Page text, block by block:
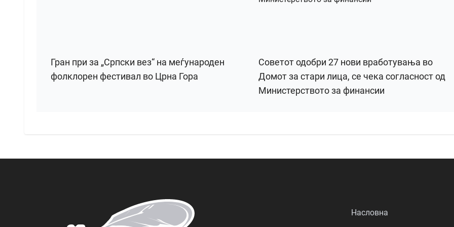
Гран при за „Српски вез“ на меѓународен
фолклорен фестивал во Црна Гора
Советот одобри 27 нови вработувања во
Домот за стари лица, се чека согласност од
Министерството за финансии
Насловна